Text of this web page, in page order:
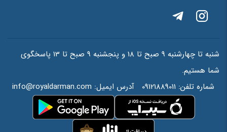
شنبه تا چهارشنبه 9 صبح تا 18 و پنجشنبه 9 صبح تا 13 پاسخگوی
شما هستیم.
شماره تلفن: 09121889011 آدرس ایمیل: info@royaldarman.com